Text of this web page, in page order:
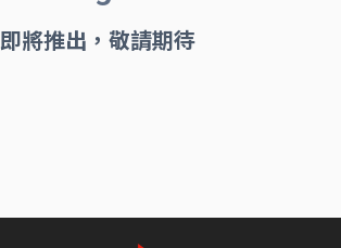
即將推出，敬請期待